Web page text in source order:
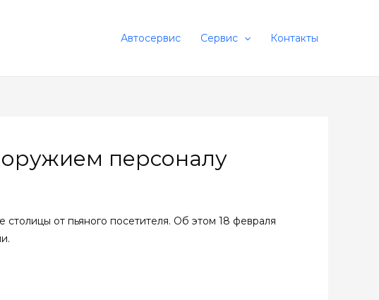
Автосервис Сервис Контакты
персоналу
от пьяного посетителя. Об этом 18 февраля